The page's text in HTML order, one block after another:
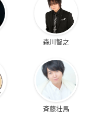
森川智之
斉藤壮馬